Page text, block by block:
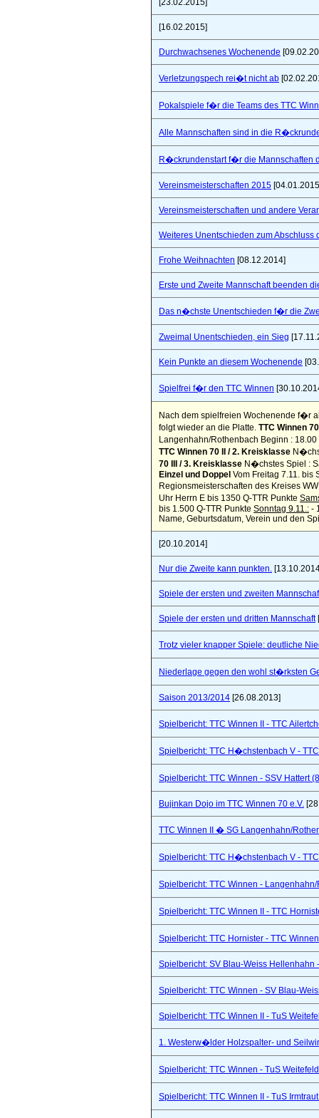
[23.02.2015]
[16.02.2015]
Durchwachsenes Wochenende
Verletzungspech rei�t nicht ab
Pokalspiele f�r die Teams des TTC
Alle Mannschaften sind in die
R�ckrundenstart f�r die Mannschaften
Vereinsmeisterschaften 2015
Vereinsmeisterschaften und andere
Weiteres Unentschieden zum Abschluss
Frohe Weihnachten [08.12.2014]
Erste und Zweite Mannschaft beenden
Das n�chste Unentschieden f�r die
Zweimal Unentschieden, ein Sieg
Kein Punkte an diesem Wochenende
Spielfrei f�r den TTC Winnen
Nach dem spielfreien Wochenende f�r
folgt wieder an die Platte. TTC Winnen
Langenhahn/Rothenbach Beginn :
TTC Winnen 70 II / 2. Kreisklasse
70 III / 3. Kreisklasse N�chstes Spiel :
Einzel und Doppel Vom Freitag 7.11. bis
Regionsmeisterschaften des Kreises
Uhr Herrn E bis 1350 Q-TTR Punkte
bis 1.500 Q-TTR Punkte Sonntag 9.11.: -
Name, Geburtsdatum, Verein und den
[20.10.2014]
Nur die Zweite kann punkten.
Spiele der ersten und zweiten
Spiele der ersten und dritten Mannschaft
Trotz vieler knapper Spiele: deutliche
Niederlage gegen den wohl st�rksten
Saison 2013/2014 [26.08.2013]
Spielbericht: TTC Winnen II - TTC
Spielbericht: TTC H�chstenbach V -
Spielbericht: TTC Winnen - SSV Hattert
Bujinkan Dojo im TTC Winnen 70 e.V.
TTC Winnen II � SG Langenhahn/
Spielbericht: TTC H�chstenbach V -
Spielbericht: TTC Winnen -
Spielbericht: TTC Winnen II - TTC
Spielbericht: TTC Hornister - TTC
Spielbericht: SV Blau-Weiss Hellenhahn
Spielbericht: TTC Winnen - SV Blau-
Spielbericht: TTC Winnen II - TuS
1. Westerw�lder Holzspalter- und
Spielbericht: TTC Winnen - TuS
Spielbericht: TTC Winnen II - TuS